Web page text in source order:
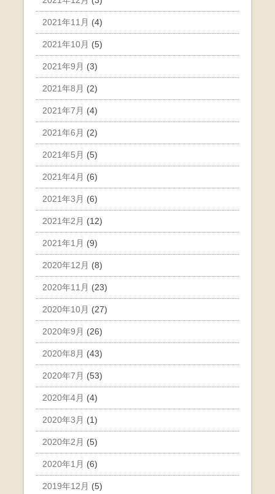
2021年11月 (4)
2021年10月 (5)
2021年9月 (3)
2021年8月 (2)
2021年7月 (4)
2021年6月 (2)
2021年5月 (5)
2021年4月 (6)
2021年3月 (6)
2021年2月 (12)
2021年1月 (9)
2020年12月 (8)
2020年11月 (23)
2020年10月 (27)
2020年9月 (26)
2020年8月 (43)
2020年7月 (53)
2020年4月 (4)
2020年3月 (1)
2020年2月 (5)
2020年1月 (6)
2019年12月 (5)